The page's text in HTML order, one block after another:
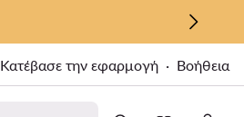
Κατέβασε την εφαρμογή Βοήθεια